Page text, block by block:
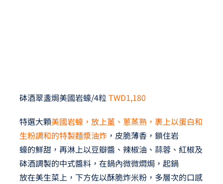
砵酒翠盞焗美國岩蠔/4粒TWD1,180
特選大顆美國岩蠔，放上薑、蔥蒸熟，裹上以蛋白和
生粉調和的特製麵漿油炸，皮脆薄香，鎖住岩
蠔的鮮甜，再淋上以豆瓣醬、辣椒油、蒜蓉、紅椒及
砵酒調製的中式醬料，在鍋內微微燜焗，起鍋
放在美生菜上，下方佐以酥脆炸米粉，多層次的口感